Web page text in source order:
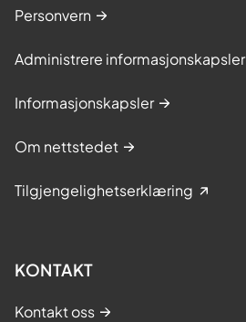
Personvern
Administrere informasjonskapsler
Informasjonskapsler
Om nettstedet
Tilgjengelighetserklæring
KONTAKT
Kontakt oss